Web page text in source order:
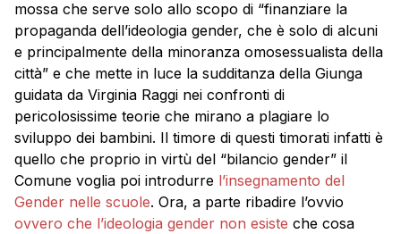
mossa che serve solo allo scopo di “finanziare la
propaganda dell’ideologia gender, che è solo di alcuni
e principalmente della minoranza omosessualista della
città” e che mette in luce la sudditanza della Giunga
guidata da Virginia Raggi nei confronti di
pericolosissime teorie che mirano a plagiare lo
sviluppo dei bambini. Il timore di questi timorati infatti è
quello che proprio in virtù del “bilancio gender” il
Comune voglia poi introdurre l’insegnamento del
Gender nelle scuole. Ora, a parte ribadire l’ovvio
ovvero che l’ideologia gender non esiste che cosa